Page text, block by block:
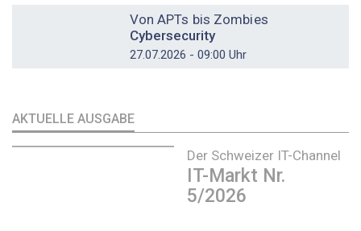
Von APTs bis Zombies
Cybersecurity
27.07.2026 - 09:00 Uhr
AKTUELLE AUSGABE
Der Schweizer IT-Channel
IT-Markt Nr.
5/2026